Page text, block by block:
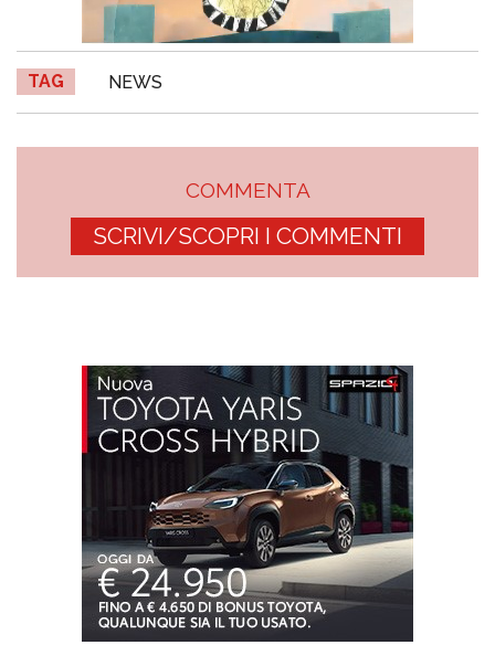
TAG NEWS
COMMENTA
SCRIVI/SCOPRI I COMMENTI